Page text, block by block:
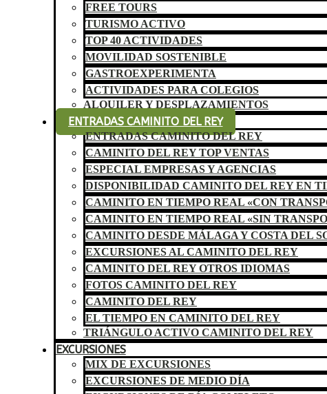
FREE TOURS
TURISMO ACTIVO
TOP 40 ACTIVIDADES
MOVILIDAD SOSTENIBLE
GASTROEXPERIMENTA
ACTIVIDADES PARA COLEGIOS
ALQUILER Y DESPLAZAMIENTOS
ENTRADAS CAMINITO DEL REY
ENTRADAS CAMINITO DEL REY
CAMINITO DEL REY TOP VENTAS
ESPECIAL EMPRESAS Y AGENCIAS
DISPONIBILIDAD CAMINITO DEL REY EN
CAMINITO EN TIEMPO REAL «CON
CAMINITO EN TIEMPO REAL «SIN
CAMINITO DESDE MÁLAGA Y COSTA DEL
EXCURSIONES AL CAMINITO DEL REY
CAMINITO DEL REY OTROS IDIOMAS
FOTOS CAMINITO DEL REY
CAMINITO DEL REY
EL TIEMPO EN CAMINITO DEL REY
TRIÁNGULO ACTIVO CAMINITO DEL REY
EXCURSIONES
MIX DE EXCURSIONES
EXCURSIONES DE MEDIO DÍA